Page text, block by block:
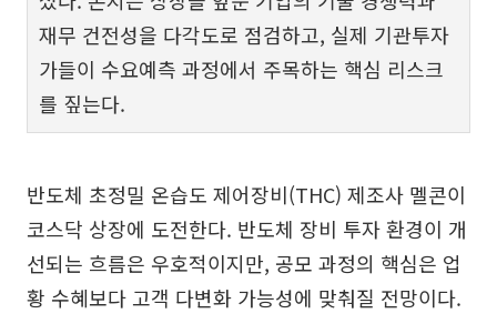
재무 건전성을 다각도로 점검하고, 실제 기관투자
가들이 수요예측 과정에서 주목하는 핵심 리스크
를 짚는다.
반도체 초정밀 온습도 제어장비(THC) 제조사 멜콘이
코스닥 상장에 도전한다. 반도체 장비 투자 환경이 개
선되는 흐름은 우호적이지만, 공모 과정의 핵심은 업
황 수혜보다 고객 다변화 가능성에 맞춰질 전망이다.